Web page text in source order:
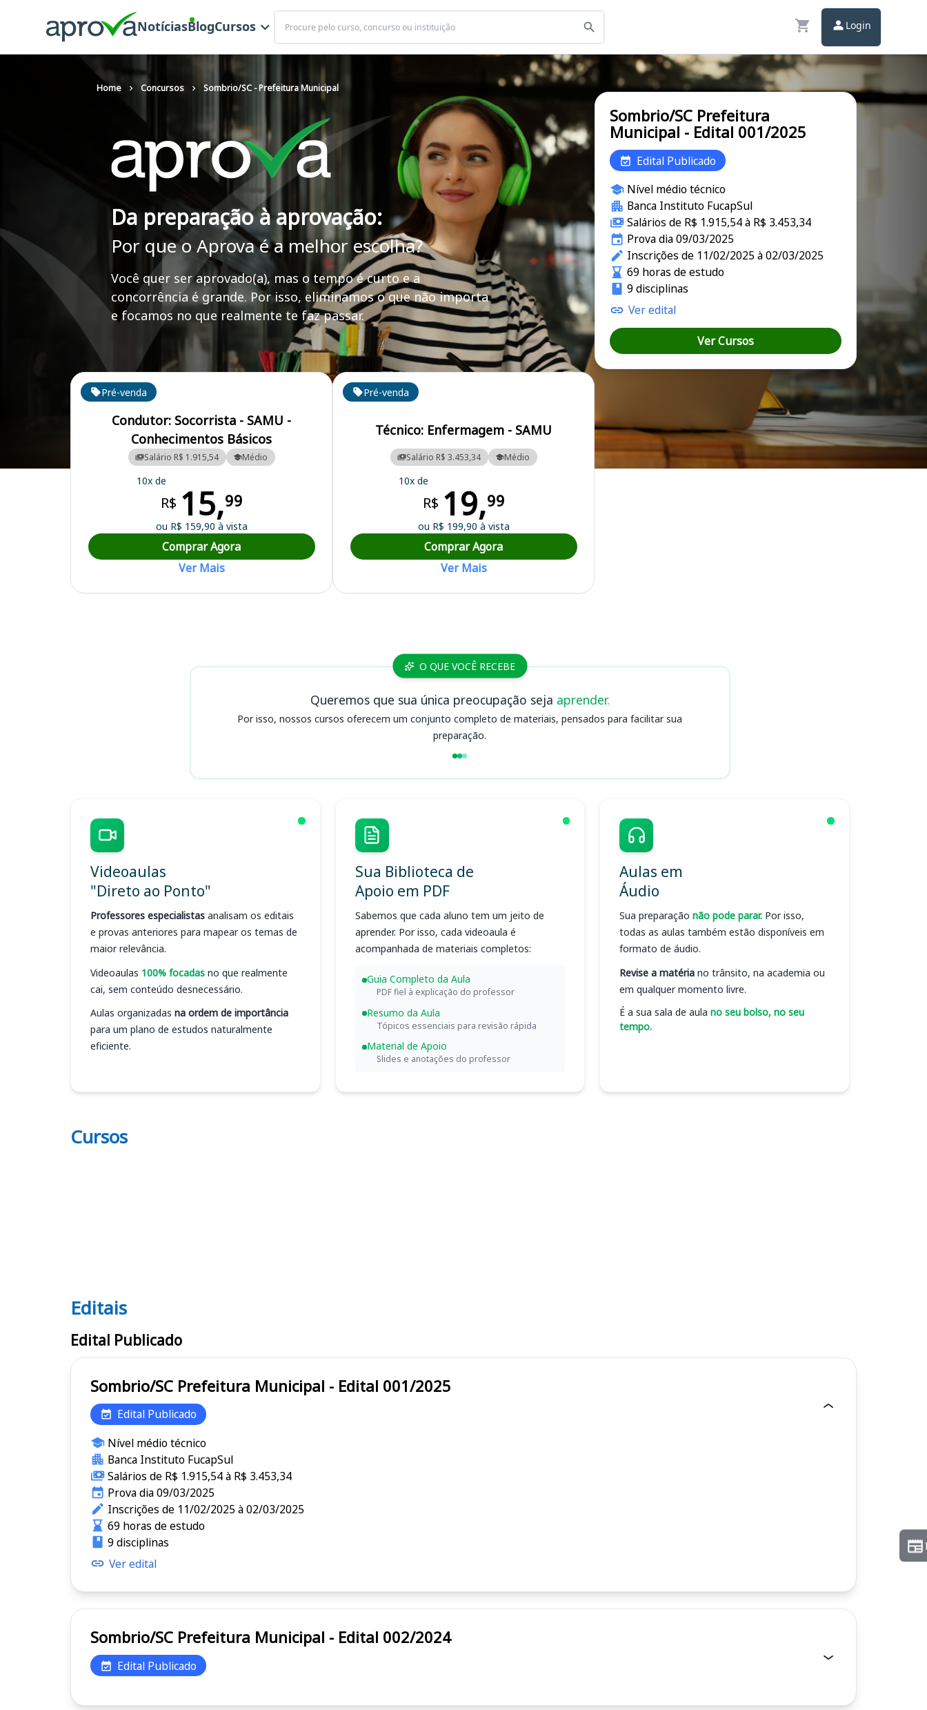
NotíciasBlogCursos
Buscar
Login
Home Concursos Sombrio/SC - Prefeitura Municipal
Da preparação à aprovação:
Por que o Aprova é a melhor escolha?
Você quer ser aprovado(a), mas o tempo é curto e a
concorrência é grande. Por isso, eliminamos o que não importa
e focamos no que realmente te faz passar.
Curso Preparatório para o Concurso Sombrio/SC - Prefeitura Municipal
Cursos em destaque para passar no concurso
Pré-venda
Condutor: Socorrista - SAMU -
Conhecimentos Básicos
Salário R$ 1.915,54 Médio
10x de
R$ 15,99
ou R$ 159,90 à vista
Comprar Agora
Ver Mais
Pré-venda
Técnico: Enfermagem - SAMU
Salário R$ 3.453,34 Médio
10x de
R$ 19,99
ou R$ 199,90 à vista
Comprar Agora
Ver Mais
Sombrio/SC Prefeitura
Municipal - Edital 001/2025
Edital Publicado
Nível médio técnico
Banca Instituto FucapSul
Salários de R$ 1.915,54 à R$ 3.453,34
Prova dia 09/03/2025
Inscrições de 11/02/2025 à 02/03/2025
69 horas de estudo
9 disciplinas
Ver edital
Ver Cursos
O QUE VOCÊ RECEBE
Queremos que sua única preocupação seja aprender.
Por isso, nossos cursos oferecem um conjunto completo de materiais, pensados para facilitar sua
preparação.
Videoaulas
"Direto ao Ponto"
Professores especialistas analisam os editais
e provas anteriores para mapear os temas de
maior relevância.
Videoaulas 100% focadas no que realmente
cai, sem conteúdo desnecessário.
Aulas organizadas na ordem de importância
para um plano de estudos naturalmente
eficiente.
Sua Biblioteca de
Apoio em PDF
Sabemos que cada aluno tem um jeito de
aprender. Por isso, cada videoaula é
acompanhada de materiais completos:
Guia Completo da Aula
PDF fiel à explicação do professor
Resumo da Aula
Tópicos essenciais para revisão rápida
Material de Apoio
Slides e anotações do professor
Aulas em
Áudio
Sua preparação não pode parar. Por isso,
todas as aulas também estão disponíveis em
formato de áudio.
Revise a matéria no trânsito, na academia ou
em qualquer momento livre.
É a sua sala de aula no seu bolso, no seu
tempo.
Cursos
Editais
Editais
Edital Publicado
Sombrio/SC Prefeitura Municipal - Edital 001/2025
Edital Publicado
Nível médio técnico
Banca Instituto FucapSul
Salários de R$ 1.915,54 à R$ 3.453,34
Prova dia 09/03/2025
Inscrições de 11/02/2025 à 02/03/2025
69 horas de estudo
9 disciplinas
Ver edital
Sombrio/SC Prefeitura Municipal - Edital 002/2024
Edital Publicado